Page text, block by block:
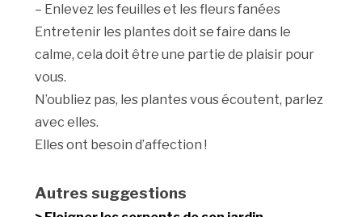
– Enlevez les feuilles et les fleurs fanées
Entretenir les plantes doit se faire dans le
calme, cela doit être une partie de plaisir pour
vous.
N’oubliez pas, les plantes vous écoutent, parlez
avec elles.
Elles ont besoin d’affection !
Autres suggestions